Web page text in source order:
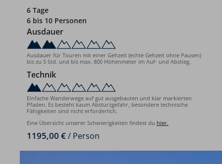
6 Tage
6 bis 10 Personen
Ausdauer
Ausdauer für Touren mit einer Gehzeit (echte Gehzeit ohne Pausen)
bis zu 5 Std. und bis max. 800 Höhenmeter im Auf- und Abstieg.
Technik
Einfache Wanderwege auf gut ausgebauten und klar markierten
Pfaden. Es besteht kaum Absturzgefahr, besondere technische
Fähigkeiten sind nicht erforderlich.
Eine Übersicht unserer Schwierigkeiten findest du hier.
1195,00 €/ Person